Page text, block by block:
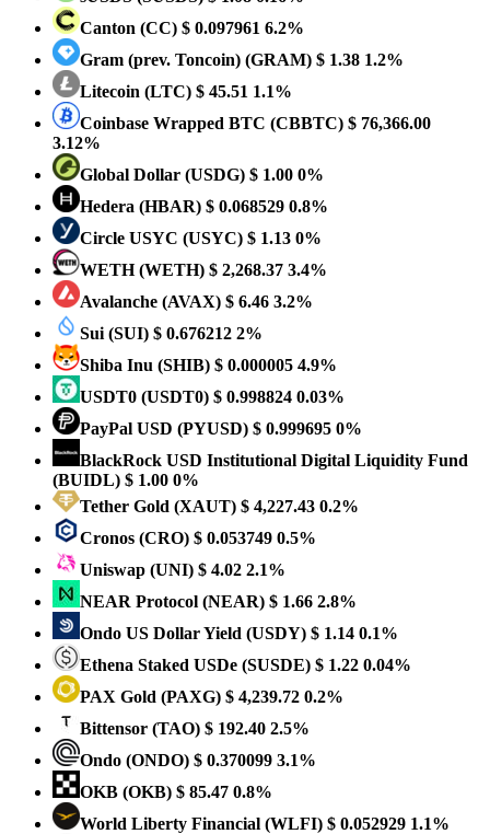
Canton (CC) $ 0.097961 6.2%
Gram (prev. Toncoin) (GRAM) $ 1.38 1.2%
Litecoin (LTC) $ 45.51 1.1%
Coinbase Wrapped BTC (CBBTC) $ 76,366.00
3.12%
Global Dollar (USDG) $ 1.00 0%
Hedera (HBAR) $ 0.068529 0.8%
Circle USYC (USYC) $ 1.13 0%
WETH(WETH) $ 2,268.37 3.4%
Avalanche (AVAX) $ 6.46 3.2%
Sui (SUI) $ 0.676212 2%
Shiba Inu (SHIB) $ 0.000005 4.9%
USDT0 (USDT0) $ 0.998824 0.03%
PayPal USD (PYUSD) $ 0.999695 0%
BlackRock USD Institutional Digital Liquidity Fund
(BUIDL) $ 1.00 0%
Tether Gold (XAUT) $ 4,227.43 0.2%
Cronos (CRO) $ 0.053749 0.5%
Uniswap (UNI) $ 4.02 2.1%
NEAR Protocol (NEAR) $ 1.66 2.8%
Ondo US Dollar Yield (USDY) $ 1.14 0.1%
Ethena Staked USDe (SUSDE) $ 1.22 0.04%
PAX Gold (PAXG) $ 4,239.72 0.2%
Bittensor (TAO) $ 192.40 2.5%
Ondo (ONDO) $ 0.370099 3.1%
OKB (OKB) $ 85.47 0.8%
World Liberty Financial (WLFI) $ 0.052929 1.1%